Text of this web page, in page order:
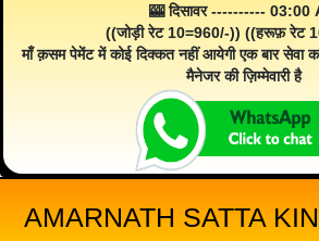
🎰 दिसावर ---------- 03:00
((जोड़ी रेट 10=960/-)) ((हरूफ़ रेट
माँ क़सम पेमेंट में कोई दिक्कत नहीं आयेगी एक बार सेवा
मैनेजर की ज़िम्मेवारी है
AMARNATH SATTA